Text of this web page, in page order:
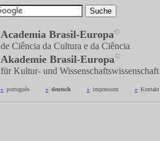
Academia Brasil-Europa©
de Ciência da Cultura e da Ciência
Akademie Brasil-Europa©
für Kultur- und Wissenschaftswissenschaft
» português » deutsch » impressum » Kontakt